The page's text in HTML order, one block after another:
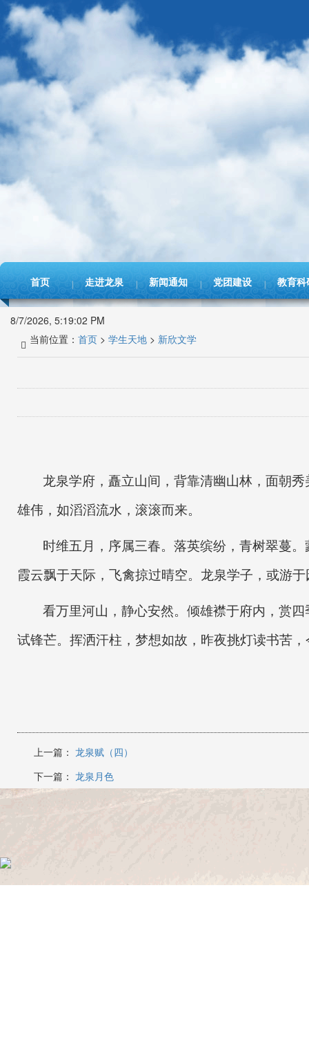
首页 走进龙泉 新闻通知 党团建设 教育科
8/7/2026, 5:19:03 PM
当前位置： 首页 > 学生天地 > 新欣文学
龙泉学府，矗立山间，背靠清幽山林，面朝
雄伟，如滔滔流水，滚滚而来。
时维五月，序属三春。落英缤纷，青树翠蔓
霞云飘于天际，飞禽掠过晴空。龙泉学子，或游
看万里河山，静心安然。倾雄襟于府内，赏
试锋芒。挥洒汗柱，梦想如故，昨夜挑灯读书苦
上一篇： 龙泉赋（四）
下一篇： 龙泉月色